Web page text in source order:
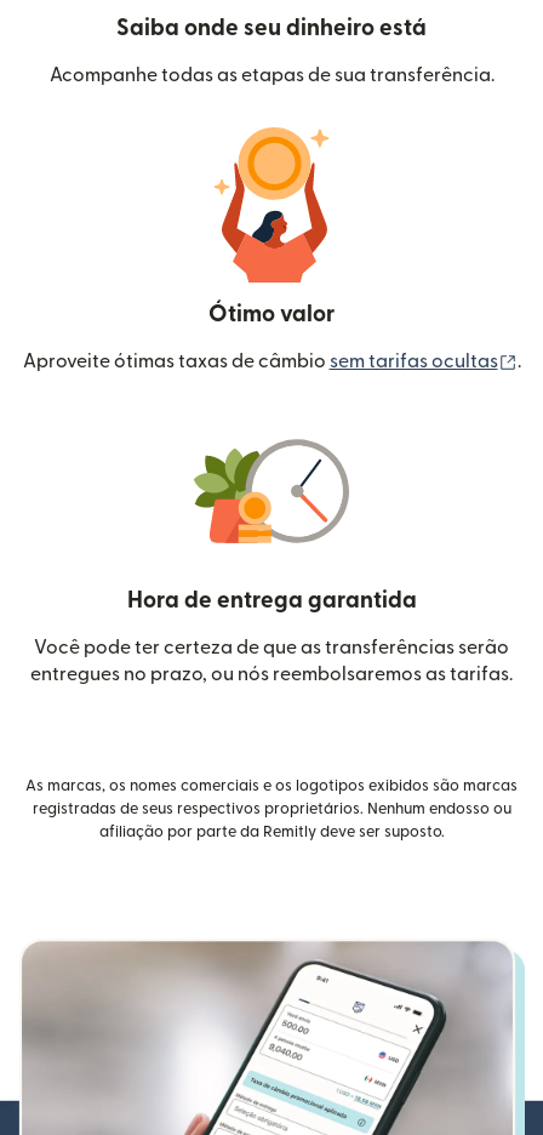
Saiba onde seu dinheiro está
Acompanhe todas as etapas de sua transferência.
Ótimo valor
Aproveite ótimas taxas de câmbio sem tarifas ocultas .
Hora de entrega garantida
Você pode ter certeza de que as transferências serão
entregues no prazo, ou nós reembolsaremos as tarifas.
As marcas, os nomes comerciais e os logotipos exibidos são marcas
registradas de seus respectivos proprietários. Nenhum endosso ou
afiliação por parte da Remitly deve ser suposto.